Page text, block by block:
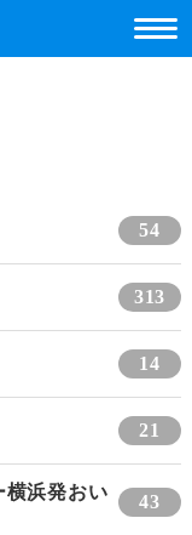
54
313
14
21
浜発おい
43